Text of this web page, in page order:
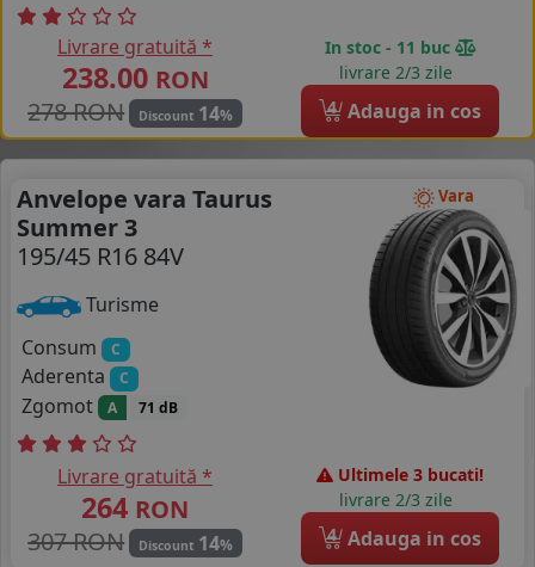
Livrare gratuită *
238.00 RON
278 RON
Discount 14%
In stoc - 11 buc
livrare 2/3 zile
4 Adauga in cos
Vara
Anvelope vara Taurus
Summer 3
195/45 R16 84V
Turisme
Consum
C
Aderenta C
Zgomot A 71 dB
Livrare gratuită *
264 RON
307 RON
Discount 14%
Ultimele 3 bucati!
livrare 2/3 zile
4 Adauga in cos